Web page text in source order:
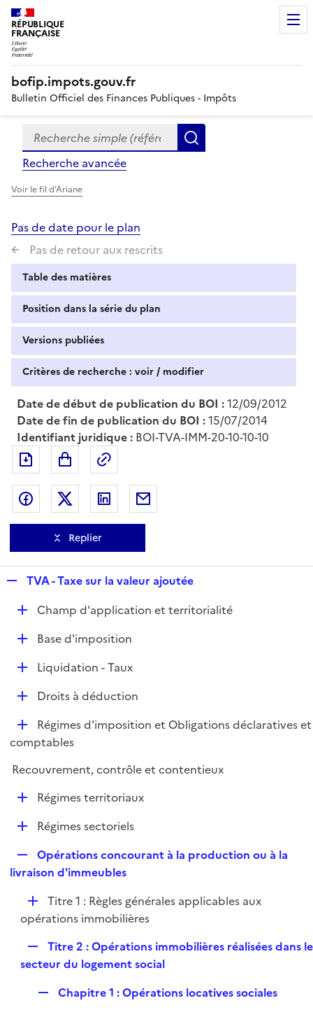
RÉPUBLIQUE
FRANÇAISE
bofip.impots.gouv.fr
Bulletin Officiel des Finances Publiques - Impôts
Formulaire
de
recherche
Recherche simple (références, mots clés, partie du
Recherche avancée
Voir le fil d'Ariane
Pas de date pour le plan
Pas de retour aux rescrits
Table des matières
Position dans la série du plan
Versions publiées
Critères de recherche : voir / modifier
Date de début de publication du BOI :12/09/2012
Date de fin de publication du BOI :15/07/2014
Identifiant juridique : BOI-TVA-IMM-20-10-10-10
Exporter le document au format pdf
Partager sur Facebook
Partager sur Twitter
Partager sur LinkedIn
Replier
p
l
i
e
TVA - Taxe sur la valeur ajoutée
DChamp d'application et territorialité
D
r
Base d'imposition
D
e
r
Liquidation - Taux
D
l
e
Droits à déduction
D
é
l
Régimes d'imposition et Obligations déclaratives et
comptables
Recouvrement, contrôle et contentieux
D
e
r
Régimes territoriaux
D
p
l
i
e
r
Régimes sectoriels
e
l
i
Opérations concourant à la production ou à la
livraison d'immeubles
D
é
i
Titre 1 : Règles générales applicables aux
opérations immobilières
e
l
Titre 2 : Opérations immobilières réalisées dans le
secteur du logement social
Chapitre 1 : Opérations locatives sociales